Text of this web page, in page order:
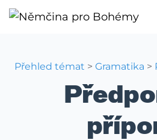
Přehled témat > Gramatika >